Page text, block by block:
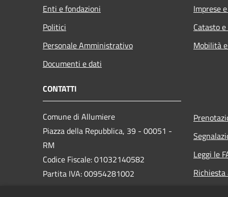
Enti e fondazioni
Politici
Personale Amministrativo
Documenti e dati
Imprese
Catasto
Mobilità
CONTATTI
Comune di Allumiere
Piazza della Repubblica, 39 - 00051 -
RM
Codice Fiscale: 01032140582
Partita IVA: 00954281002
Leggi le